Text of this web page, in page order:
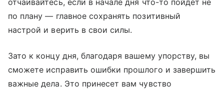
отчаивайтесь, если в начале дня что-то пойдет не
по плану — главное сохранять позитивный
настрой и верить в свои силы.
Зато к концу дня, благодаря вашему упорству, вы
сможете исправить ошибки прошлого и завершить
важные дела. Это принесет вам чувство